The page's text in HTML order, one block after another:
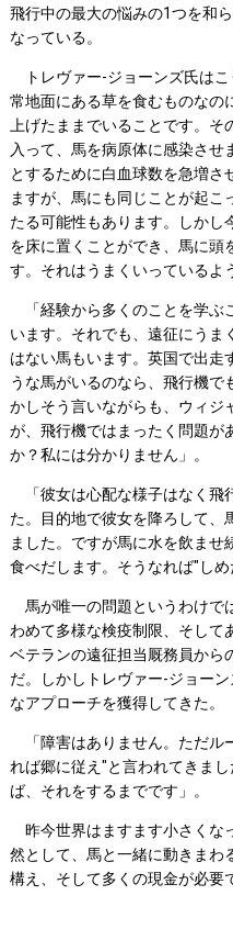
飛行中の最大の悩みの1つを和
なっている。
トレヴァー-ジョーンズ氏はこ
常地面にある草を食むものなの
上げたままでいることです。そ
入って、馬を病原体に感染させ
とするために白血球数を急増さ
ますが、馬にも同じことが起
たる可能性もあります。しかし
を床に置くことができ、馬に頭
す。それはうまくいっているよ
「経験から多くのことを学ぶ
います。それでも、遠征にうま
はない馬もいます。英国で出走
うな馬がいるのなら、飛行機で
かしそう言いながらも、ウィジ
が、飛行機ではまったく問題が
か？私には分かりません」。
「彼女は心配な様子はなく飛
た。目的地で彼女を降ろして、
ました。ですが馬に水を飲ませ
食べだします。そうなれば"しめ
馬が唯一の問題というわけで
わめて多様な検疫制限、そして
ベテランの遠征担当厩務員から
だ。しかしトレヴァー-ジョー
なアプローチを獲得してきた。
「障害はありません。ただル
れば郷に従え"と言われてきま
ば、それをするまでです」。
昨今世界はますます小さくな
然として、馬と一緒に動きまわ
構え、そして多くの現金が必要